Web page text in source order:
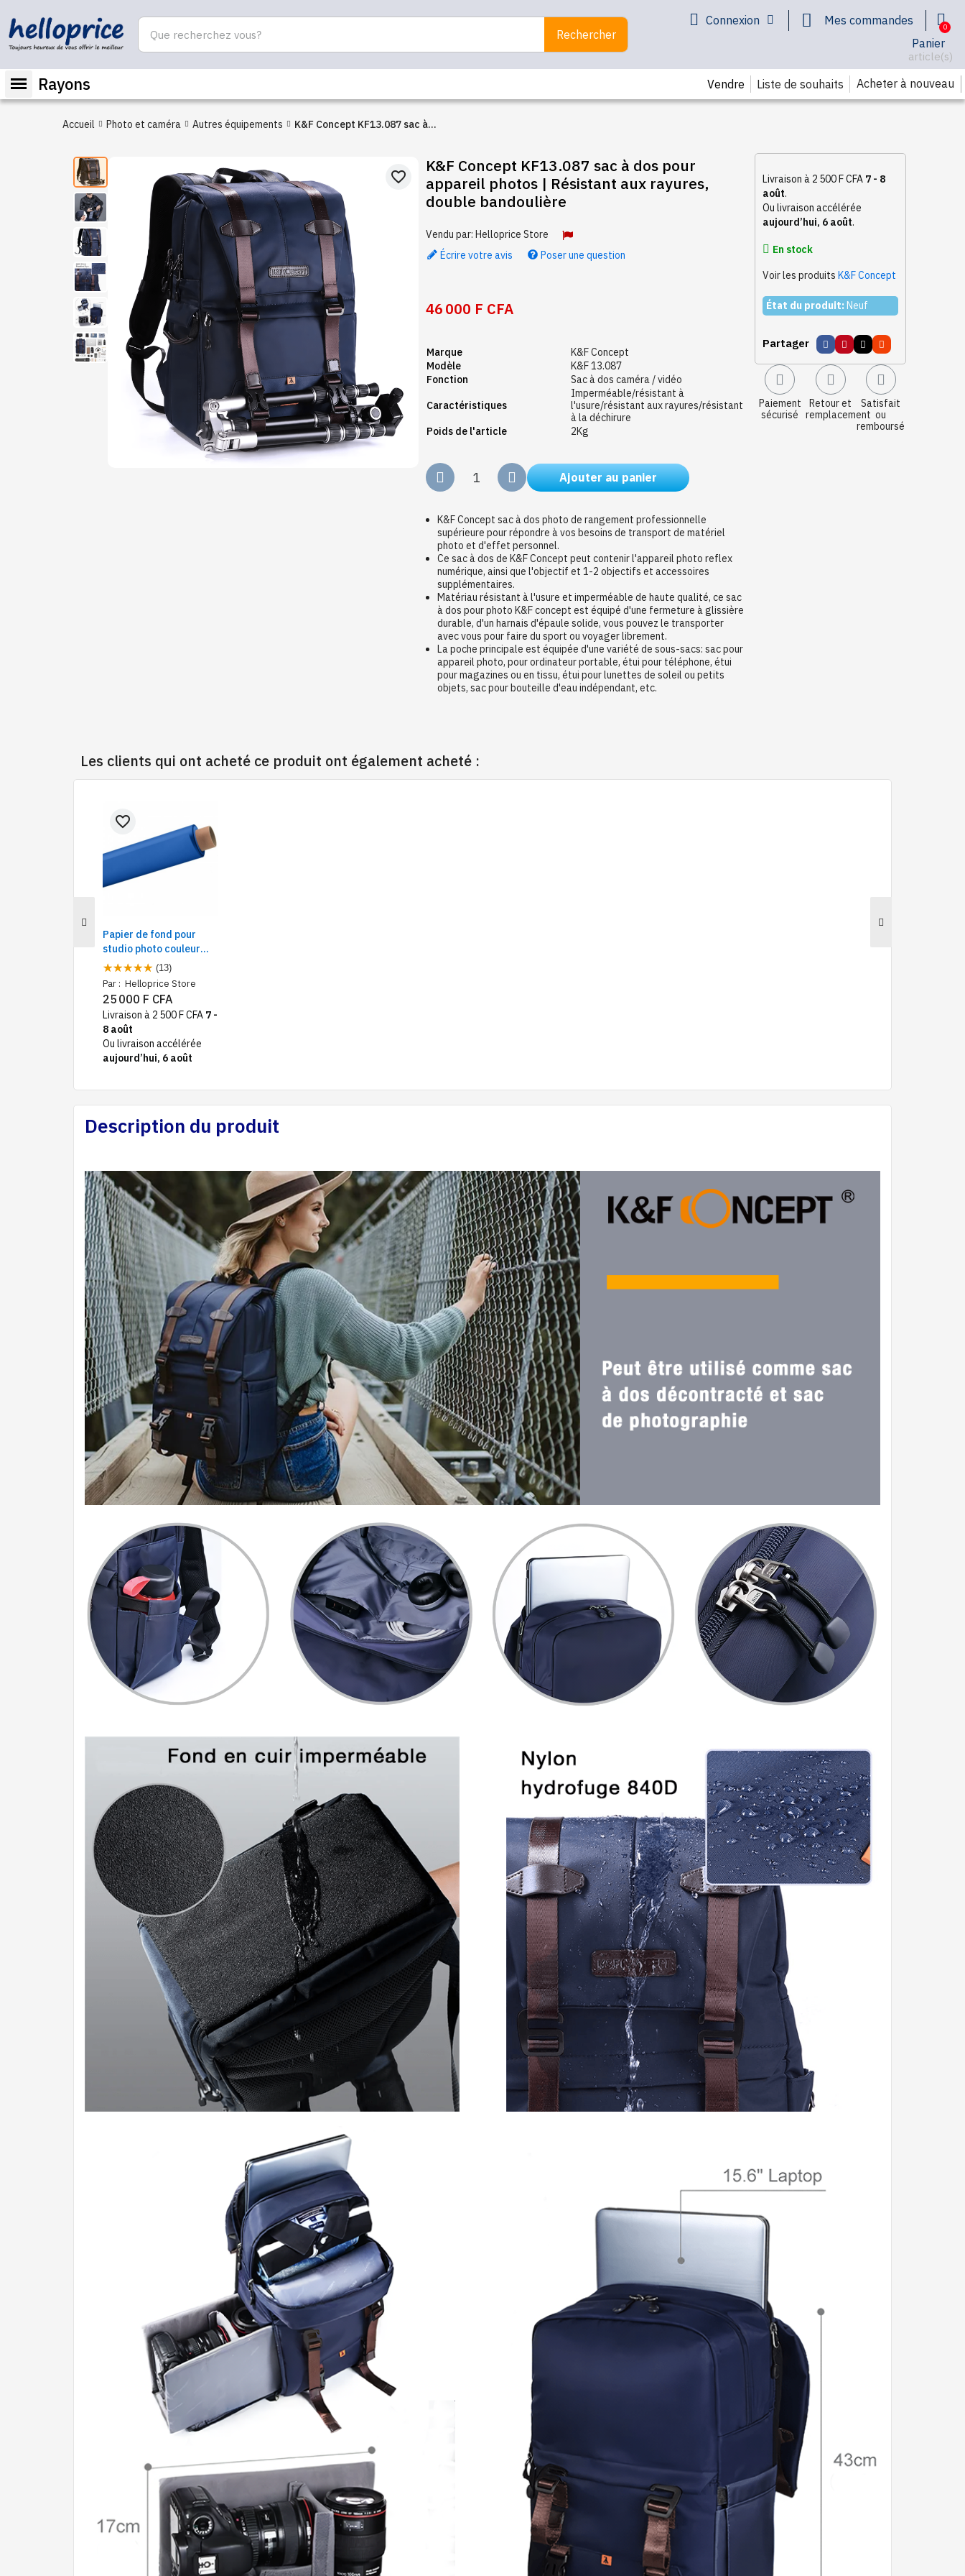
Rechercher
Connexion
Mes commandes
Panier
article(s)
Rayons Vendre Liste de souhaits Acheter à nouveau
Accueil Photo et caméra Autres équipements
K&F Concept KF13.087 sac à
Résistant aux rayures, double
bandoulière
favorite_border
K&F Concept KF13.087 sac à dos pour
appareil photos | Résistant aux rayures,
double bandoulière
Vendu par:Helloprice Store
Écrire votre avis
Poser une question
46 000 F CFA
Marque
K&F Concept
Modèle
K&F 13.087
Fonction
Sac à dos caméra / vidéo
Caractéristiques
Imperméable/résistant à
l'usure/résistant aux rayures/résistant
à la déchirure
Poids de l'article
2Kg
Ajouter au panier
K&F Concept sac à dos photo de rangement professionnelle
supérieure pour répondre à vos besoins de transport de matériel
photo et d'effet personnel.
Ce sac à dos de K&F Concept peut contenir l'appareil photo reflex
numérique, ainsi que l'objectif et 1-2 objectifs et accessoires
supplémentaires.
Matériau résistant à l'usure et imperméable de haute qualité, ce sac
à dos pour photo K&F concept est équipé d'une fermeture à glissière
durable, d'un harnais d'épaule solide, vous pouvez le transporter
avec vous pour faire du sport ou voyager librement.
La poche principale est équipée d'une variété de sous-sacs: sac pour
appareil photo, pour ordinateur portable, étui pour téléphone, étui
pour magazines ou en tissu, étui pour lunettes de soleil ou petits
objets, sac pour bouteille d'eau indépendant, etc.
Livraison à 2 500 F CFA 7 - 8
août.
Ou livraison accélérée
aujourd’hui, 6 août.
En stock
Voir les produits K&F Concept
État du produit: Neuf
Partager
Paiement
sécurisé
Retour et
remplacement
Satisfait
ou
remboursé
Les clients qui ont acheté ce produit ont également acheté :
Papier de fond pour
studio photo couleur
mate, pas de reflet
(13)
Par : Helloprice Store
favorite_border
25 000 F CFA
Livraison à 2 500 F CFA 7 -
8 août
Ou livraison accélérée
aujourd’hui, 6 août
Description du produit